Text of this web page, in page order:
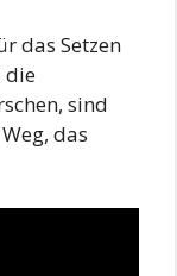
das Setzen
die
sind
das